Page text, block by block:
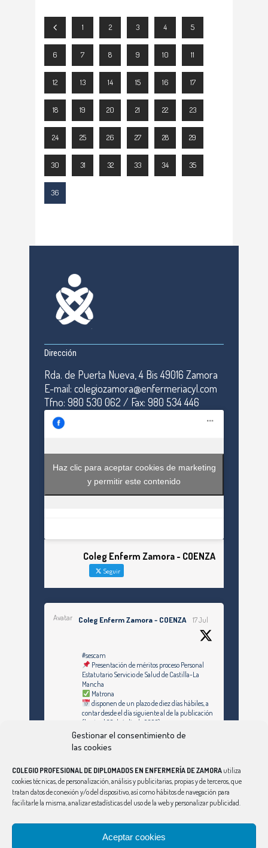
Gestionar el consentimiento de
las cookies
COLEGIO PROFESIONAL DE DIPLOMADOS EN ENFERMERÍA DE ZAMORA utiliza
cookies técnicas, de personalización, análisis y publicitarias, propias y de terceros, que
tratan datos de conexión y/o del dispositivo, así como hábitos de navegación para
facilitarle la misma, analizar estadísticas del uso de la web y personalizar publicidad.
Aceptar cookies
1 2 3 4 5
6 7 8 9 10 11
12 13 14 15 16 17
18 19 20 21 22 23
24 25 26 27 28 29
30 31 32 33 34 35
36
Dirección
Rda. de Puerta Nueva, 4 Bis 49016 Zamora
E-mail: colegiozamora@enfermeriacyl.com
Tfno: 980 530 062 / Fax: 980 534 446
Haz clic para aceptar cookies de marketing
y permitir este contenido
Coleg Enferm Zamora - COENZA
Seguir
Avatar Coleg Enferm Zamora - COENZA 17 Jul
#sescam
Presentación de méritos proceso Personal
Estatutario Servicio de Salud de Castilla-La
Mancha
Matrona
disponen de un plazo de diez días hábiles, a
contar desde el día siguiente al de la publicación
(hasta el 30 de julio de 2026)
https://enfermeriazamora.com/enfermeria-y-
especialidades-personal-estatutario-servicio-
plazas/#MATRONA
Twitter
Síguenos en Instagram